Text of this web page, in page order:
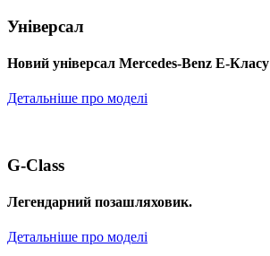
Універсал
Новий універсал Mercedes-Benz E-Класу
Детальніше про моделі
G-Class
Легендарний позашляховик.
Детальніше про моделі